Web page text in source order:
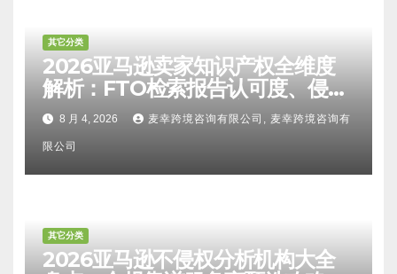
其它分类
2026亚马逊卖家知识产权全维度
解析：FTO检索报告认可度、侵权
比对区别、TRO应诉方法及服务商
甄选避坑全攻略
8 月 4, 2026 麦幸跨境咨询有限公司, 麦幸跨境咨询有
限公司
其它分类
2026亚马逊不侵权分析机构大全